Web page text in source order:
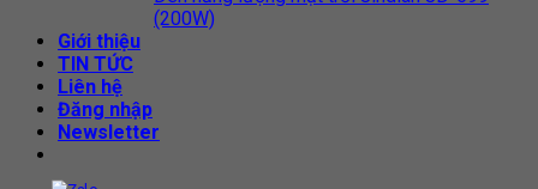
(200W)
Giới thiệu
TIN TỨC
Liên hệ
Đăng nhập
Newsletter